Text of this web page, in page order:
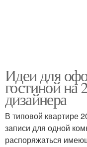
Идеи для
гостиной на
дизайнера
В типовой квартире
записи для одной
распоряжаться